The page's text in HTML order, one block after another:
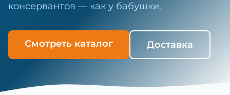
консервантов — как у бабушки.
Смотреть каталог Доставка